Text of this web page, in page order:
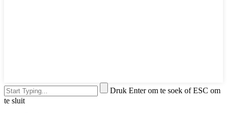
Druk Enter om te soek of ESC om
te sluit